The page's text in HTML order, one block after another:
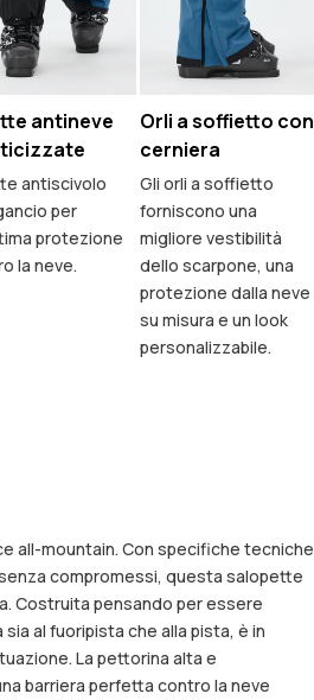
antineve
antiscivolo
per
protezione
la neve.
Orli a soffietto con
cerniera
Gli orli a soffietto
forniscono una
migliore vestibilità
dello scarpone, una
protezione dalla neve
su misura e un look
personalizzabile.
all-mountain. Con specifiche tecniche
compromessi, questa salopette
Costruita pensando per essere
al fuoripista che alla pista, è in
La pettorina alta e
barriera perfetta contro la neve